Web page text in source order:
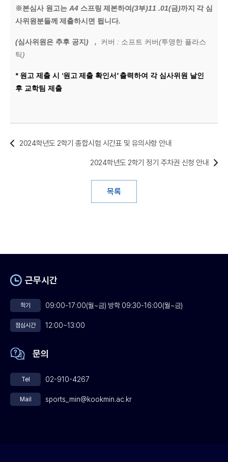
※본심사 원고는 A4 스프링 제본하여(3부)11 .01(금)까지 각 심
사위원분들께 제출하시면 됩니다.
(심사위원은 추후 공지 ) , 커버 : 소프트 커버(투명한 플라스
틱)
* 원고 제출 시 '원고 제출 확인서 ' 출력하여 각 심사위원 날인
후 교학팀 제출
2024학년도 2학기 종합시험 시간표 및 유의사항 안내
목록
2024학년도 2학기 정기 주차권 신청 안내
근무시간
학기 09:00-17:00(월~금) 방학 09:30-16:00(월~금)
점심시간 12:00~13:00
문의
Tel 02-910-4267
Mail sports_min@kookmin.ac.kr